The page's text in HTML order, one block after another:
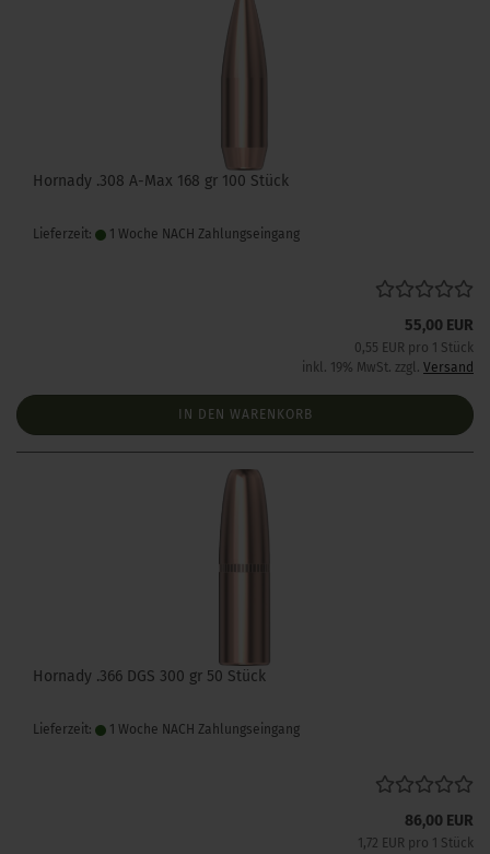
Hornady .308 A-Max 168 gr 100 Stück
Lieferzeit: 1 Woche NACH Zahlungseingang
55,00 EUR
0,55 EUR pro 1 Stück
inkl. 19% MwSt. zzgl. Versand
IN DEN WARENKORB
Hornady .366 DGS 300 gr 50 Stück
Lieferzeit: 1 Woche NACH Zahlungseingang
86,00 EUR
1,72 EUR pro 1 Stück